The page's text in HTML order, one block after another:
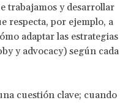
trabajamos y desarrollar
respecta, por ejemplo, a
adaptar las estrategias
y advocacy) según cada
cuestión clave; cuando